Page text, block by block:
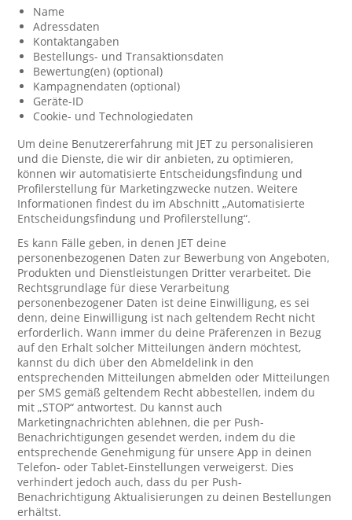
Name
Adressdaten
Kontaktangaben
Bestellungs- und Transaktionsdaten
Bewertung(en) (optional)
Kampagnendaten (optional)
Geräte-ID
Cookie- und Technologiedaten
Um deine Benutzererfahrung mit JET zu personalisieren
und die Dienste, die wir dir anbieten, zu optimieren,
können wir automatisierte Entscheidungsfindung und
Profilerstellung für Marketingzwecke nutzen. Weitere
Informationen findest du im Abschnitt „Automatisierte
Entscheidungsfindung und Profilerstellung“.
Es kann Fälle geben, in denen JET deine
personenbezogenen Daten zur Bewerbung von Angeboten,
Produkten und Dienstleistungen Dritter verarbeitet. Die
Rechtsgrundlage für diese Verarbeitung
personenbezogener Daten ist deine Einwilligung, es sei
denn, deine Einwilligung ist nach geltendem Recht nicht
erforderlich. Wann immer du deine Präferenzen in Bezug
auf den Erhalt solcher Mitteilungen ändern möchtest,
kannst du dich über den Abmeldelink in den
entsprechenden Mitteilungen abmelden oder Mitteilungen
per SMS gemäß geltendem Recht abbestellen, indem du
mit „STOP“ antwortest. Du kannst auch
Marketingnachrichten ablehnen, die per Push-
Benachrichtigungen gesendet werden, indem du die
entsprechende Genehmigung für unsere App in deinen
Telefon- oder Tablet-Einstellungen verweigerst. Dies
verhindert jedoch auch, dass du per Push-
Benachrichtigung Aktualisierungen zu deinen Bestellungen
erhältst.